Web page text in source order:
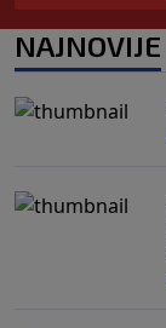
NAJNOVIJE